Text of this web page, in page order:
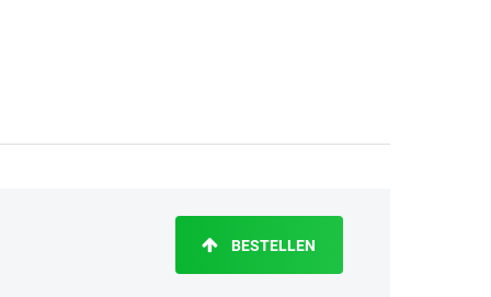
BESTELLEN